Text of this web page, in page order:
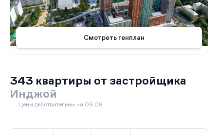
Смотреть генплан
343 квартиры от застройщика
Инджой
Цены действительны на 09.08